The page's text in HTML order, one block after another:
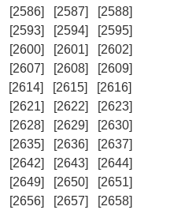
[2586] [2587]
[2588]
[2593] [2594]
[2595]
[2600] [2601]
[2602]
[2607] [2608]
[2609]
[2614] [2615]
[2616]
[2621] [2622]
[2623]
[2628] [2629]
[2630]
[2635] [2636]
[2637]
[2642] [2643]
[2644]
[2649] [2650]
[2651]
[2656] [2657]
[2658]